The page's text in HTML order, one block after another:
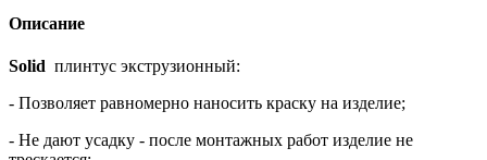
Описание
Solid плинтус экструзионный:
- Позволяет равномерно наносить краску на изделие;
- Не дают усадку - после монтажных работ изделие не